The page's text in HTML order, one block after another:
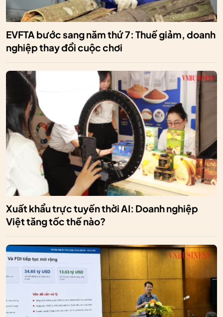
EVFTA bước sang năm thứ 7: Thuế giảm, doanh
nghiệp thay đổi cuộc chơi
Xuất khẩu trực tuyến thời AI: Doanh nghiệp
Việt tăng tốc thế nào?